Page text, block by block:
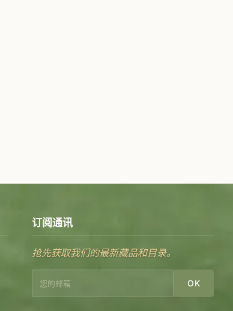
订阅通讯
抢先获取我们的最新藏品和目录。
OK